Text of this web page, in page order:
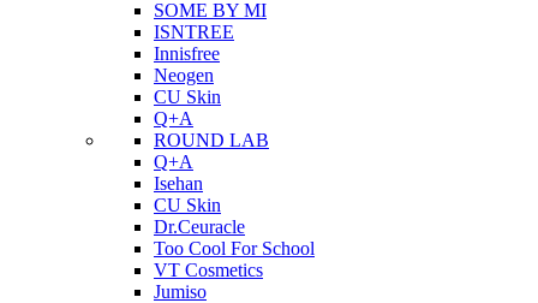
SOME BY MI
ISNTREE
Innisfree
Neogen
CU Skin
Q+A
ROUND LAB
Q+A
Isehan
CU Skin
Dr.Ceuracle
Too Cool For School
VT Cosmetics
Jumiso